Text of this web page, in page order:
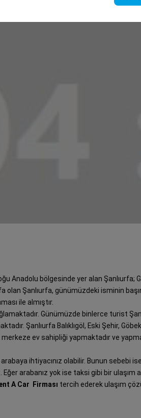
Anadolu bölgesinde yer alan Şanlıurfa;
olan Şanlıurfa, günümüzdeki isminin
ile almıştır.
Günümüzde binlerce turist
Şanlıurfa Balıklıgöl, Eski Şehir,
ev sahipliği yapmaktadır ve
ihtiyacınız olabilir. Bunun sebebi
arabanız yok ise taksi gibi bir ulaşım
A Car Firması tercih ederek ulaşım